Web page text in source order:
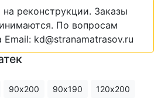
белье)
матрасы)
реконструкции. Заказы
По вопросам
kd@stranamatrasov.ru
90х200 90х190 120х200